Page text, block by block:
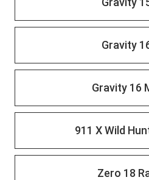
Gravity
Gravity 16
911 X Wild
Zero 18